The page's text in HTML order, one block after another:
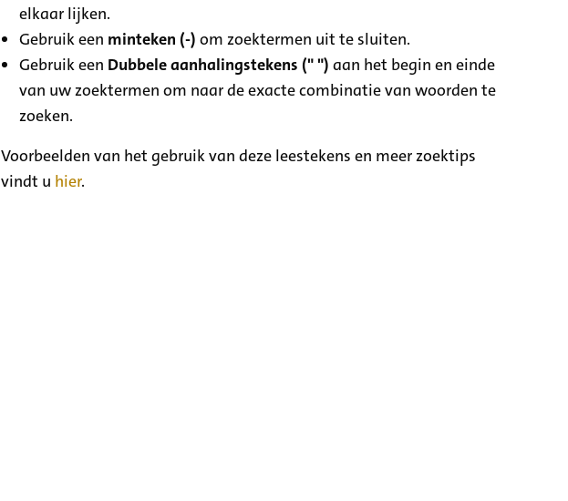
elkaar lijken.
Gebruik een minteken (-) om zoektermen uit te sluiten.
Gebruik een Dubbele aanhalingstekens (" ") aan het begin en einde
van uw zoektermen om naar de exacte combinatie van woorden te
zoeken.
Voorbeelden van het gebruik van deze leestekens en meer zoektips
vindt u hier.